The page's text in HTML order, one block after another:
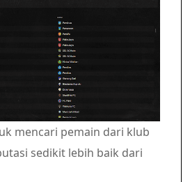
mencari pemain dari klub
sedikit lebih baik dari